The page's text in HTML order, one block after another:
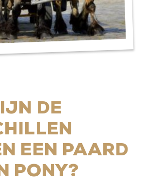
DE
EEN PAARD
PONY?